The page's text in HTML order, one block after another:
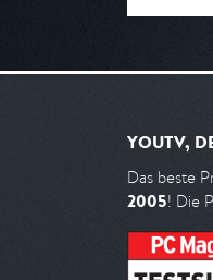
YOUTV,
Das beste
2005! Die